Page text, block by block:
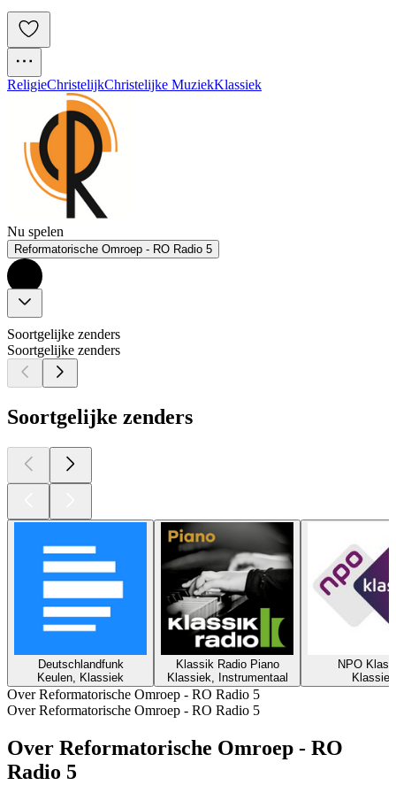
ReligieChristelijkChristelijke MuziekKlassiek
Nu spelen
Reformatorische Omroep - RO Radio 5
Soortgelijke zenders
Soortgelijke zenders
Soortgelijke zenders
Deutschlandfunk
Keulen, Klassiek
Klassik Radio Piano
Klassiek, Instrumentaal
NPO
Klassiek
Over Reformatorische Omroep - RO Radio 5
Over Reformatorische Omroep - RO Radio 5
Over Reformatorische Omroep - RO
Radio 5